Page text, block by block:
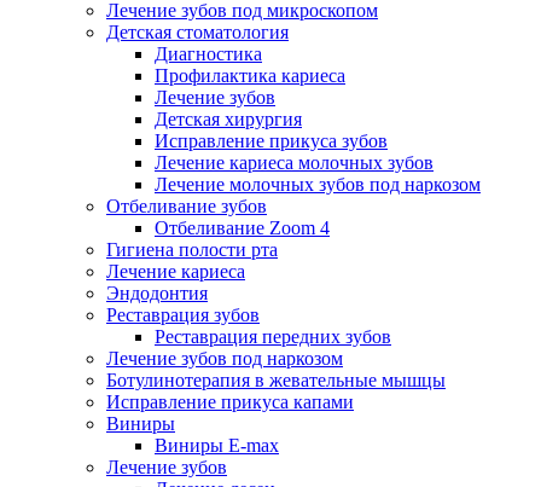
Лечение зубов под микроскопом
Детская стоматология
Диагностика
Профилактика кариеса
Лечение зубов
Детская хирургия
Исправление прикуса зубов
Лечение кариеса молочных зубов
Лечение молочных зубов под наркозом
Отбеливание зубов
Отбеливание Zoom 4
Гигиена полости рта
Лечение кариеса
Эндодонтия
Реставрация зубов
Реставрация передних зубов
Лечение зубов под наркозом
Ботулинотерапия в жевательные мышцы
Исправление прикуса капами
Виниры
Виниры E-max
Лечение зубов